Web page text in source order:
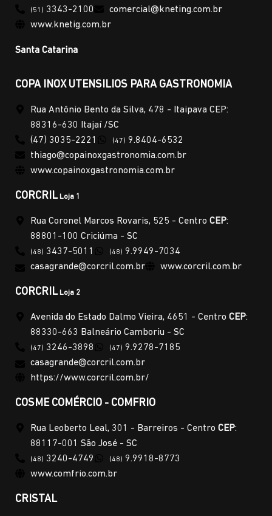
(51) 3343-2100
comercial@kneting.com.br
www.knetig.com.br
Santa Catarina
COPA INOX UTENSILIOS PARA GASTRONOMIA
Rua Antônio Bento da Silva, 478 - Itaipava CEP:
88316-630 Itajaí /SC
(47) 3035-2221
(47) 9.8404-6532
thiago@copainoxgastronomia.com.br
www.copainoxgastronomia.com.br
CORCRILLoja 1
Rua Coronel Marcos Rovaris, 525 - Centro CEP:
88801-100 Criciúma - SC
(48) 3437-5011 (48) 9.9949-7034
casagrande@corcril.com.br
www.corcril.com.br
CORCRILLoja 2
Avenida do Estado Dalmo Vieira, 4651 - Centro CEP:
88330-663 Balneário Camboriu - SC
(47) 3246-3898 (47) 9.9278-7185
casagrande@corcril.com.br
https://www.corcril.com.br/
COSME COMÉRCIO - COMFRIO
Rua Leoberto Leal, 301 - Barreiros - Centro CEP:
88117-001 São José - SC
(48) 3240-4749 (48) 9.9918-8773
www.comfrio.com.br
CRISTAL